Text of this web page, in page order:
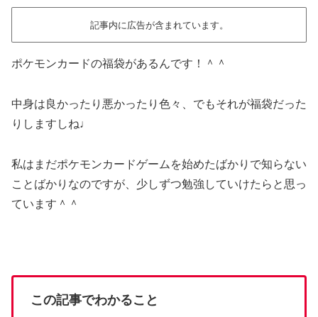
記事内に広告が含まれています。
ポケモンカードの福袋があるんです！＾＾
中身は良かったり悪かったり色々、でもそれが福袋だった
りしますしね♩
私はまだポケモンカードゲームを始めたばかりで知らない
ことばかりなのですが、少しずつ勉強していけたらと思っ
ています＾＾
この記事でわかること